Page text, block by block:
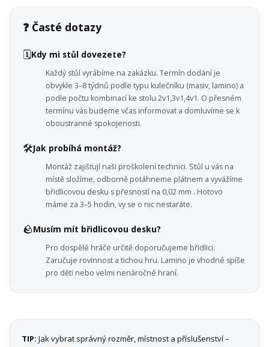
❓ Časté dotazy
🗓️Kdy mi stůl dovezete?
Každý stůl vyrábíme na zakázku. Termín dodání je
obvykle 3–8 týdnů podle typu kulečníku (masiv, lamino) a
podle počtu kombinací ke stolu 2v1,3v1,4v1. O přesném
termínu vás budeme včas informovat a domluvíme se k
oboustranné spokojenosti.
🛠️Jak probíhá montáž?
Montáž zajišťují naši proškolení technici. Stůl u vás na
místě složíme, odborně potáhneme plátnem a vyvážíme
břidlicovou desku s přesností na 0,02 mm . Hotovo
máme za 3–5 hodin, vy se o nic nestaráte.
🪨Musím mít břidlicovou desku?
Pro dospělé hráče určitě doporučujeme břidlici.
Zaručuje rovinnost a tichou hru. Lamino je vhodné spíše
pro děti nebo velmi nenáročné hraní.
TIP: Jak vybrat správný rozměr, místnost a příslušenství –